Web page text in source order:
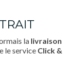
la livraison
le service Click &